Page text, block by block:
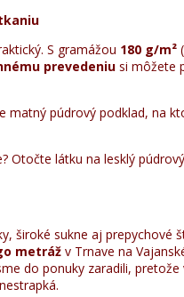
S gramážou 180 g/m²
prevedeniu si môžete
púdrový podklad, na
Otočte látku na lesklý
široké sukne aj prepychové
metráž v Trnave na
do ponuky zaradili,